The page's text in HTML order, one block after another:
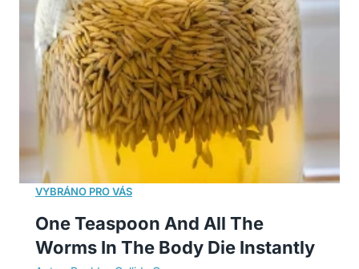
One Teaspoon And All The
Worms In The Body Die Instantly